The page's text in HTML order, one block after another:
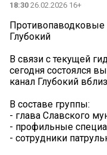
18:30 26.02.2026 16+
Противопаводковые
Глубокий
В связи с текущей
сегодня состоялся
канал Глубокий
В составе группы:
- глава Славского
- профильные
- сотрудники